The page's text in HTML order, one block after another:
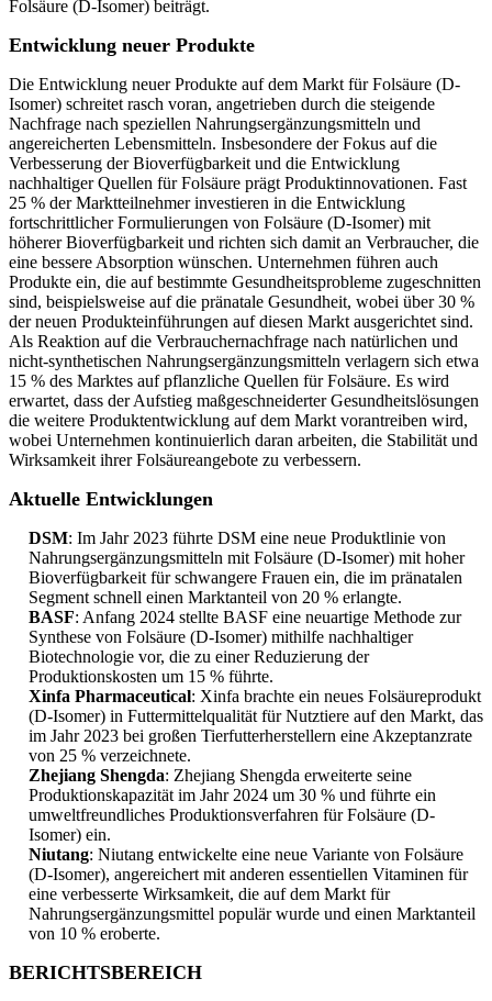
Folsäure (D-Isomer) beiträgt.
Entwicklung neuer Produkte
Die Entwicklung neuer Produkte auf dem Markt für Folsäure (D-
Isomer) schreitet rasch voran, angetrieben durch die steigende
Nachfrage nach speziellen Nahrungsergänzungsmitteln und
angereicherten Lebensmitteln. Insbesondere der Fokus auf die
Verbesserung der Bioverfügbarkeit und die Entwicklung
nachhaltiger Quellen für Folsäure prägt Produktinnovationen. Fast
25 % der Marktteilnehmer investieren in die Entwicklung
fortschrittlicher Formulierungen von Folsäure (D-Isomer) mit
höherer Bioverfügbarkeit und richten sich damit an Verbraucher, die
eine bessere Absorption wünschen. Unternehmen führen auch
Produkte ein, die auf bestimmte Gesundheitsprobleme zugeschnitten
sind, beispielsweise auf die pränatale Gesundheit, wobei über 30 %
der neuen Produkteinführungen auf diesen Markt ausgerichtet sind.
Als Reaktion auf die Verbrauchernachfrage nach natürlichen und
nicht-synthetischen Nahrungsergänzungsmitteln verlagern sich etwa
15 % des Marktes auf pflanzliche Quellen für Folsäure. Es wird
erwartet, dass der Aufstieg maßgeschneiderter Gesundheitslösungen
die weitere Produktentwicklung auf dem Markt vorantreiben wird,
wobei Unternehmen kontinuierlich daran arbeiten, die Stabilität und
Wirksamkeit ihrer Folsäureangebote zu verbessern.
Aktuelle Entwicklungen
DSM: Im Jahr 2023 führte DSM eine neue Produktlinie von
Nahrungsergänzungsmitteln mit Folsäure (D-Isomer) mit hoher
Bioverfügbarkeit für schwangere Frauen ein, die im pränatalen
Segment schnell einen Marktanteil von 20 % erlangte.
BASF: Anfang 2024 stellte BASF eine neuartige Methode zur
Synthese von Folsäure (D-Isomer) mithilfe nachhaltiger
Biotechnologie vor, die zu einer Reduzierung der
Produktionskosten um 15 % führte.
Xinfa Pharmaceutical: Xinfa brachte ein neues Folsäureprodukt
(D-Isomer) in Futtermittelqualität für Nutztiere auf den Markt, das
im Jahr 2023 bei großen Tierfutterherstellern eine Akzeptanzrate
von 25 % verzeichnete.
Zhejiang Shengda: Zhejiang Shengda erweiterte seine
Produktionskapazität im Jahr 2024 um 30 % und führte ein
umweltfreundliches Produktionsverfahren für Folsäure (D-
Isomer) ein.
Niutang: Niutang entwickelte eine neue Variante von Folsäure
(D-Isomer), angereichert mit anderen essentiellen Vitaminen für
eine verbesserte Wirksamkeit, die auf dem Markt für
Nahrungsergänzungsmittel populär wurde und einen Marktanteil
von 10 % eroberte.
BERICHTSBEREICH